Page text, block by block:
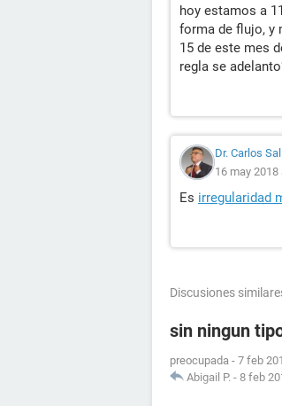
hoy estamos a
forma de flujo, y
15 de este mes
regla se
Dr. Carlos
16 may 2018
Es irregularidad
Discusiones
sin ningun
preocupada - 7 feb
Abigail P. - 8 feb